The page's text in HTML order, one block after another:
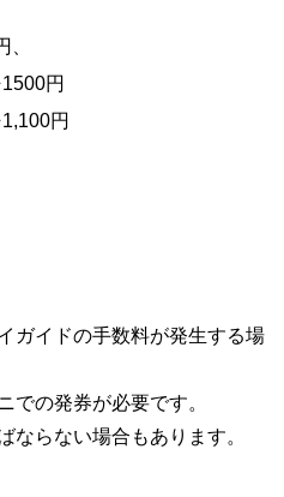
円
円
ガイドの手数料が発生する場
での発券が必要です。
ならない場合もあります。